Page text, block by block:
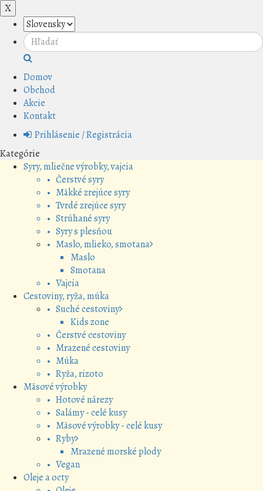
X
Domov
Obchod
Akcie
Kontakt
Prihlásenie / Registrácia
Kategórie
Syry, mliečne výrobky, vajcia
• Čerstvé syry
• Mäkké zrejúce syry
• Tvrdé zrejúce syry
• Strúhané syry
• Syry s plesňou
• Maslo, mlieko, smotana
Maslo
Smotana
• Vajcia
Cestoviny, ryža, múka
• Suché cestoviny
Kids zone
• Čerstvé cestoviny
• Mrazené cestoviny
• Múka
• Ryža, rizoto
Mäsové výrobky
• Hotové nárezy
• Salámy - celé kusy
• Mäsové výrobky - celé kusy
• Ryby
Mrazené morské plody
• Vegan
Oleje a octy